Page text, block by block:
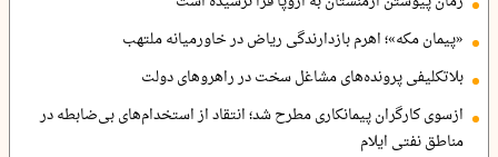
«پیمان مکه»؛ اهرم بازدارندگی ریاض در خاورمیانه ملتهب
بلاتکلیفی پرونده‌های مشاغل سخت در راهروهای دولت
ازسوی کارگران پیمانکاری مطرح شد؛ انتقاد از استخدام‌های بی‌ضابطه در
مناطق نفتی ایلام